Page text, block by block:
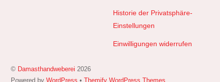
Historie der Privatsphäre-
Einstellungen
Einwilligungen widerrufen
© Damasthandweberei 2026
Powered byWordPress •Themify WordPress Themes